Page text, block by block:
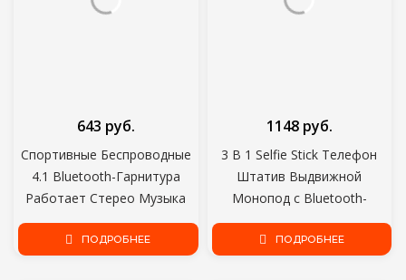
Спортивные Беспроводные
4.1 Bluetooth-Гарнитура
Работает Стерео Музыка
Универсальный Мини
Двойной в Беруши Ухо
643 руб.
ПОДРОБНЕЕ
3 В 1 Selfie Stick Телефон
Штатив Выдвижной
Монопод с Bluetooth-
совместимым пультом
дистанционного управления
1148 руб.
ПОДРОБНЕЕ